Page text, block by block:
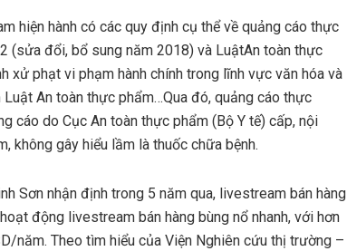
hiện hành có các quy định cụ thể về quảng cáo thực
(sửa đổi, bổ sung năm 2018) và LuậtAn toàn thực
phạt vi phạm hành chính trong lĩnh vực văn hóa và
An toàn thực phẩm…Qua đó, quảng cáo thực
cáo do Cục An toàn thực phẩm (Bộ Y tế) cấp, nội
không gây hiểu lầm là thuốc chữa bệnh.
Sơn nhận định trong 5 năm qua, livestream bán hàng
động livestream bán hàng bùng nổ nhanh, với hơn
năm. Theo tìm hiểu của Viện Nghiên cứu thị trường –